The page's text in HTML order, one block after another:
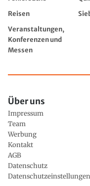
Reisen
Veranstaltungen,
Konferenzen und
Messen
Über uns
Impressum
Team
Werbung
Kontakt
AGB
Datenschutz
Datenschutzeinstellungen